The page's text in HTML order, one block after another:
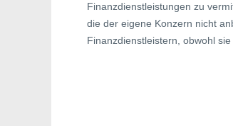
Finanzdienstleistungen zu
die der eigene Konzern nicht
Finanzdienstleistern, obwohl